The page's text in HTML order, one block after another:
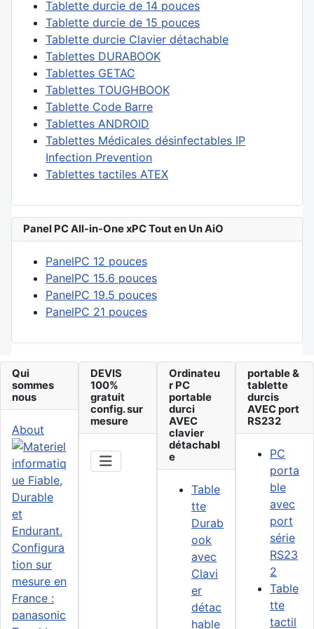
Tablette durcie de 14 pouces
Tablette durcie de 15 pouces
Tablette durcie Clavier détachable
Tablettes DURABOOK
Tablettes GETAC
Tablettes TOUGHBOOK
Tablette Code Barre
Tablettes ANDROID
Tablettes Médicales désinfectables IP
Infection Prevention
Tablettes tactiles ATEX
Panel PC All-in-One xPC Tout en Un AiO
PanelPC 12 pouces
PanelPC 15.6 pouces
PanelPC 19.5 pouces
PanelPC 21 pouces
Qui
sommes
nous
About
DEVIS
100%
gratuit
config. sur
mesure
Ordinateu
r PC
portable
durci
AVEC
clavier
détachabl
e
Table
tte
Durab
ook
avec
Clavi
er
détac
hable
portable &
tablette
durcis
AVEC port
RS232
PC
porta
ble
avec
port
série
RS23
2
Table
tte
tactil